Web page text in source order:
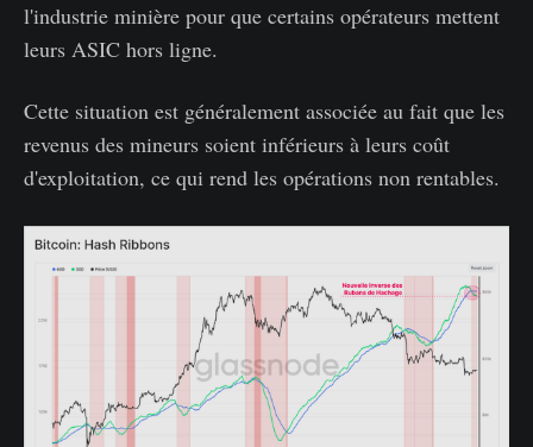
l'industrie minière pour que certains opérateurs mettent
leurs ASIC hors ligne.
Cette situation est généralement associée au fait que les
revenus des mineurs soient inférieurs à leurs coût
d'exploitation, ce qui rend les opérations non rentables.